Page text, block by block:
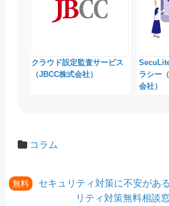
クラウド設定監査サービス
（JBCC株式会社）
ラシー
会社）
コラム
無料
セキュリティ対策に不安があ
リティ対策無料相談窓